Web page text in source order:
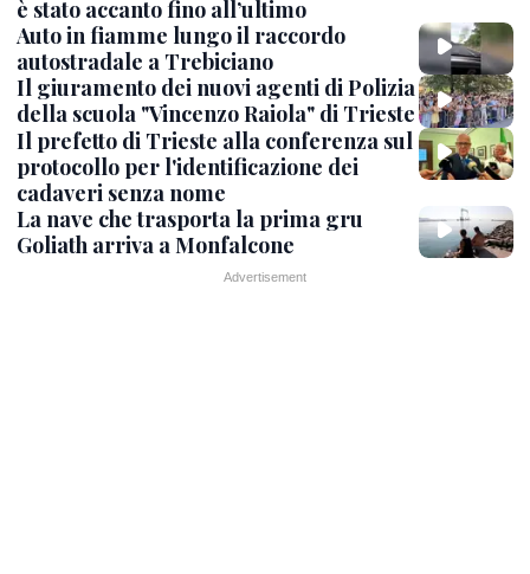
è stato accanto fino all’ultimo
Auto in fiamme lungo il raccordo
autostradale a Trebiciano
Il giuramento dei nuovi agenti di Polizia
della scuola "Vincenzo Raiola" di Trieste
Il prefetto di Trieste alla conferenza sul
protocollo per l'identificazione dei
cadaveri senza nome
La nave che trasporta la prima gru
Goliath arriva a Monfalcone